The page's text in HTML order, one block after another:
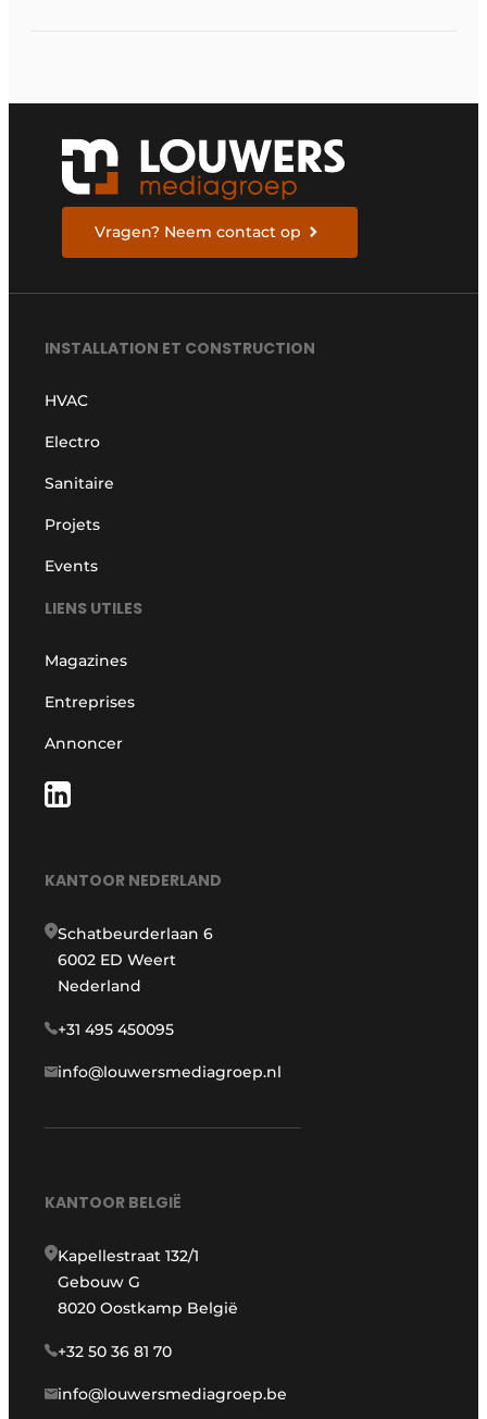
Vragen? Neem contact op
INSTALLATION ET CONSTRUCTION
HVAC
Electro
Sanitaire
Projets
Events
LIENS UTILES
Magazines
Entreprises
Annoncer
KANTOOR NEDERLAND
Schatbeurderlaan 6
6002 ED Weert
Nederland
+31 495 450095
info@louwersmediagroep.nl
KANTOOR BELGIË
Kapellestraat 132/1
Gebouw G
8020 Oostkamp België
+32 50 36 81 70
info@louwersmediagroep.be